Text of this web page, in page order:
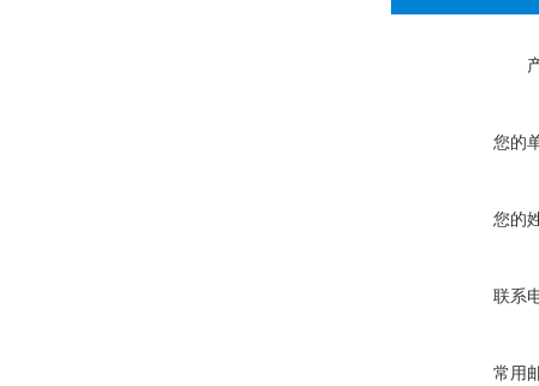
您的
您的
联系
常用